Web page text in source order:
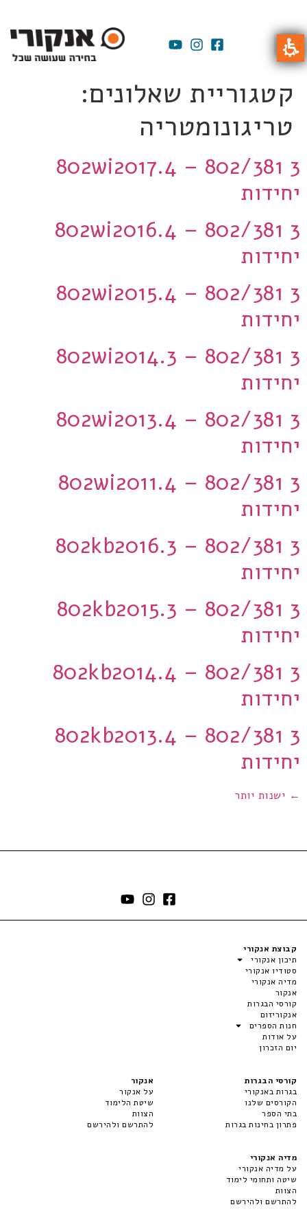
קטגוריית שאלונים:
טריגונומטריה
802wi2017.4 – 802/381 3
יחידות
802wi2016.4 – 802/381 3
יחידות
802wi2015.4 – 802/381 3
יחידות
802wi2014.3 – 802/381 3
יחידות
802wi2013.4 – 802/381 3
יחידות
802wi2011.4 – 802/381 3
יחידות
802kb2016.3 – 802/381 3
יחידות
802kb2015.3 – 802/381 3
יחידות
802kb2014.4 – 802/381 3
יחידות
802kb2013.4 – 802/381 3
יחידות
← ישנות יותר
קבוצת אנקורי
תיכון אנקורי
סטודיו אנקורי
מדיה אנקורי
אנקור
קורסי הבגרות
אנקוריזום
חנות הספרים
על אודות
יום הזכרון
קורסי הבגרות
בגרות באנקורי
הקורסים שלנו
בתי הספר
פתרון בחינות בגרות
אנקור
על אנקור
שיטת הלימוד
הצוות
להתרשם ולהירשם
מדיה אנקורי
על מדיה אנקורי
שיטה ותחומי לימוד
הצוות
להתרשם ולהירשם